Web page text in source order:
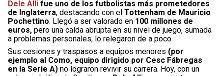
Dele Alli fue uno de los futbolistas más prometedores
de Inglaterra, destacando con el Tottenham de Mauricio
Pochettino. Llegó a ser valorado en 100 millones de
euros, pero una caída abrupta en su nivel de juego, sumada
a problemas personales, lo relegaron de a poco.
Sus cesiones y traspasos a equipos menores (por
ejemplo al Como, equipo dirigido por Cesc Fábregas
en la Serie A) no lograron revivir su carrera. Hoy, con un